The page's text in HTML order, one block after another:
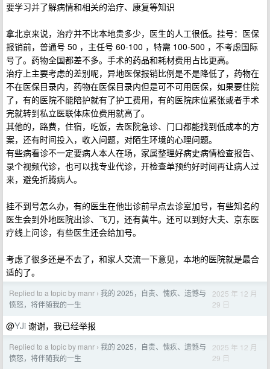
要学习并了解病情和相关的治疗、康复等知识
拿北京来说，治疗并不比本地贵多少，医生的人工很低。挂号：医保
报销前，普通号 50 ，主任号 60-100 ，特需 100-500 ，不考虑国际
号了。药物全国都差不多。手术的药品和耗材费用占比更高。
治疗上主要考虑的差别呢，异地医保报销比例是不是降低了，药物在
不在医保目录内，药物在医保目录内但是可不可用医保，如果要住院
了，有的医院不能陪护就有了护工费用，有的医院床位紧张或者手术
完就转到私立医联体床位费用就高了。
其他的，路费，住宿，吃饭，去医院急诊、门口都能找到低成本的方
案，还有时间投入，收入问题，对陌生环境的心理问题。
有些病看诊不一定要病人本人在场，家属整理好病史病情检查报告、
录个视频代诊，也可以找专业代诊，开检查单预约好时间再让病人过
来，避免折腾病人。
挂不到号怎么办，有的医生在他出诊前早点去诊室加号，有些知名的
医生会到外地医院出诊、飞刀，还有黄牛。还可以到好大夫、京东医
疗线上问诊，有些医生还会给加号。
考虑了很多还是不去了，和家人交流一下意见，本地的医院就是最合
适的了。
Replied to a topic by manr › 我的 2025，自责、愧疚、遗憾与
愤怒，将伴随我的一生
2025 年 12 月
29 日
@YJi 谢谢，我已经举报
Replied to a topic by manr › 我的 2025，自责、愧疚、遗憾与
愤怒，将伴随我的一生
2025 年 12 月
29 日